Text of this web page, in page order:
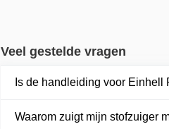
Veel gestelde vragen
Is de handleiding voor
Waarom zuigt mijn stofzuiger